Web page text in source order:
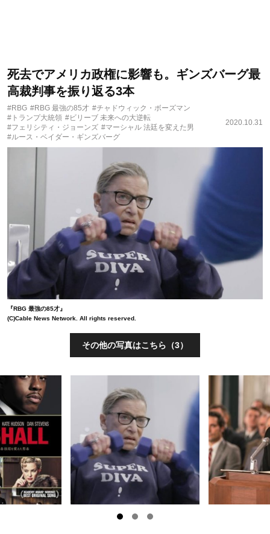
死去でアメリカ政権に影響も。ギンズバーグ最
高裁判事を振り返る3本
#RBG #RBG 最強の85才 #チャドウィック・ボーズマン
#トランプ大統領 #ビリーブ 未来への大逆転
#フェリシティ・ジョーンズ #マーシャル 法廷を変えた男
#ルース・ベイダー・ギンズバーグ
2020.10.31
『RBG 最強の85才』
(C)Cable News Network. All rights reserved.
その他の写真はこちら（3）